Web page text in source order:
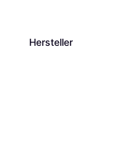
Hersteller